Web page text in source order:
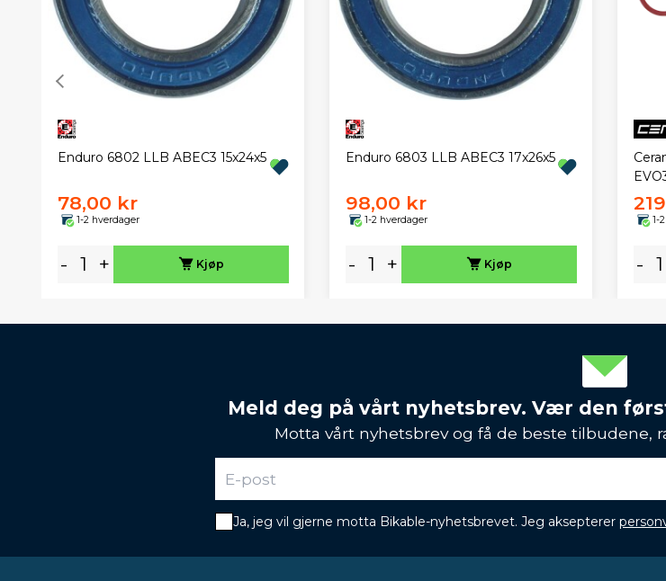
Enduro 6802 LLB ABEC3 15x24x5
78,00 kr
1-2 hverdager
- + Kjøp
Enduro 6803 LLB ABEC3 17x26x5
98,00 kr
1-2 hverdager
- + Kjøp
1-
-
Meld deg på vårt nyhetsbrev. Vær den
Motta vårt nyhetsbrev og få de beste tilbudene,
Ja, jeg vil gjerne motta Bikable-nyhetsbrevet. Jeg aksepterer